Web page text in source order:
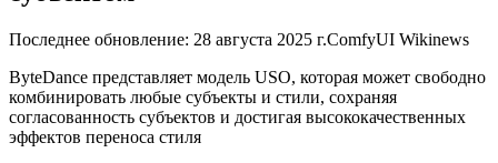
Последнее обновление: 28 августа 2025 г.ComfyUI Wikinews
ByteDance представляет модель USO, которая может свободно
комбинировать любые субъекты и стили, сохраняя
согласованность субъектов и достигая высококачественных
эффектов переноса стиля